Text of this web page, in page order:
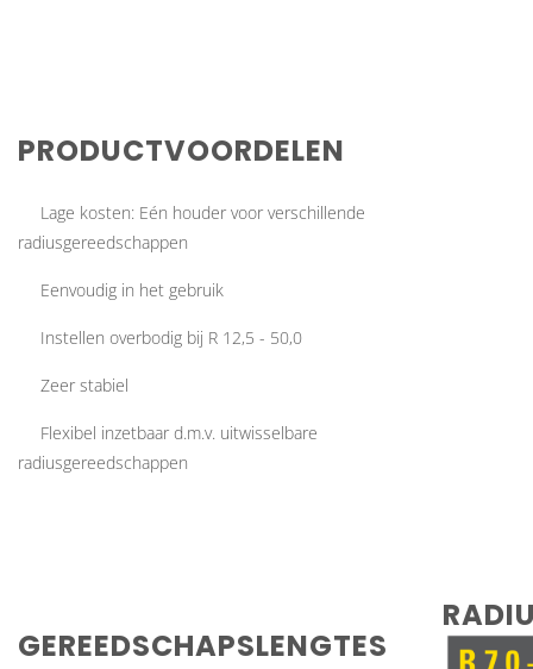
PRODUCTVOORDELEN
Lage kosten: Eén houder voor verschillende
radiusgereedschappen
Eenvoudig in het gebruik
Instellen overbodig bij R 12,5 - 50,0
Zeer stabiel
Flexibel inzetbaar d.m.v. uitwisselbare
radiusgereedschappen
GEREEDSCHAPSLENGTES